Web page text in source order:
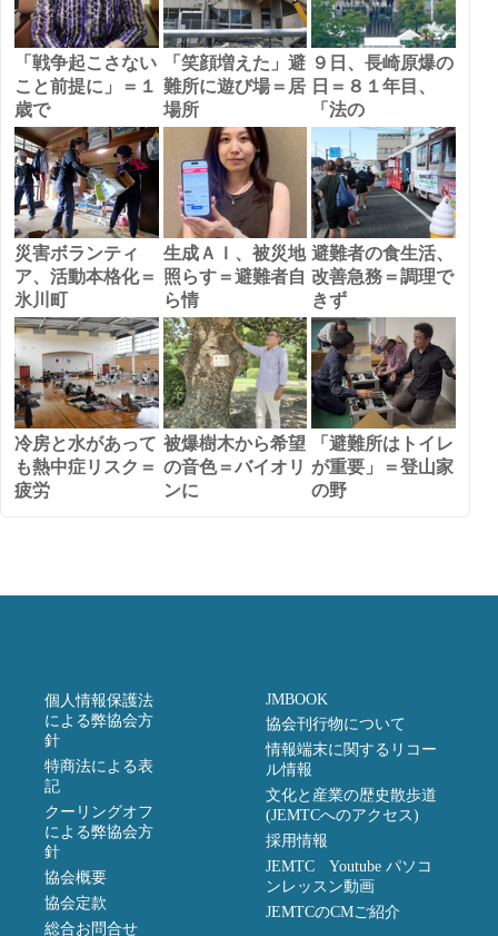
「戦争起こさない
こと前提に」＝１
歳で
「笑顔増えた」避
難所に遊び場＝居
場所
９日、長崎原爆の
日＝８１年目、
「法の
災害ボランティ
ア、活動本格化＝
氷川町
生成ＡＩ、被災地
照らす＝避難者自
ら情
避難者の食生活、
改善急務＝調理で
きず
冷房と水があって
も熱中症リスク＝
疲労
被爆樹木から希望
の音色＝バイオリ
ンに
「避難所はトイレ
が重要」＝登山家
の野
個人情報保護法
による弊協会方
針
特商法による表
記
クーリングオフ
による弊協会方
針
協会概要
協会定款
総合お問合せ
JMBOOK
協会刊行物について
情報端末に関するリコー
ル情報
文化と産業の歴史散歩道
(JEMTCへのアクセス)
採用情報
JEMTC Youtube パソコ
ンレッスン動画
JEMTCのCMご紹介